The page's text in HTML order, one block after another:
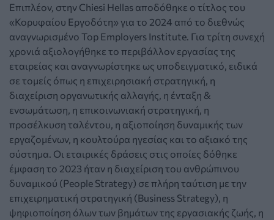
Επιπλέον, στην Chiesi Hellas αποδόθηκε ο τίτλος του
«Κορυφαίου Εργοδότη» για το 2024 από το διεθνώς
αναγνωρισμένο Top Employers Institute. Για τρίτη συνεχή
χρονιά αξιολογήθηκε το περιβάλλον εργασίας της
εταιρείας και αναγνωρίστηκε ως υποδειγματικό, ειδικά
σε τομείς όπως η επιχειρησιακή στρατηγική, η
διαχείριση οργανωτικής αλλαγής, η ένταξη &
ενσωμάτωση, η επικοινωνιακή στρατηγική, η
προσέλκυση ταλέντου, η αξιοποίηση δυναμικής των
εργαζομένων, η κουλτούρα ηγεσίας και το αξιακό της
σύστημα. Οι εταιρικές δράσεις στις οποίες δόθηκε
έμφαση το 2023 ήταν η διαχείριση του ανθρώπινου
δυναμικού (People Strategy) σε πλήρη ταύτιση με την
επιχειρηματική στρατηγική (Business Strategy), η
ψηφιοποίηση όλων των βημάτων της εργασιακής ζωής, η